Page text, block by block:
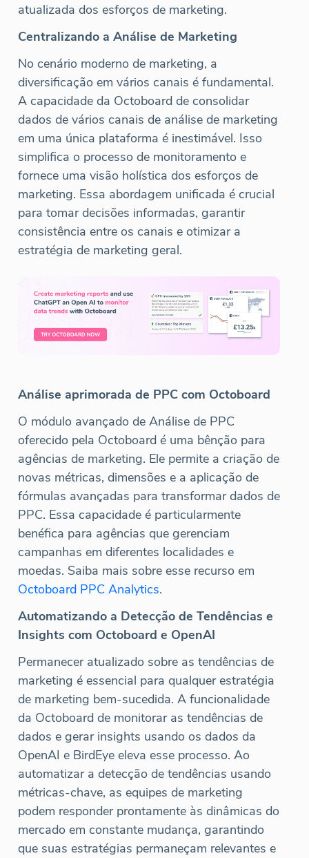
atualizada dos esforços de marketing.
Centralizando a Análise de Marketing
No cenário moderno de marketing, a
diversificação em vários canais é fundamental.
A capacidade da Octoboard de consolidar
dados de vários canais de análise de marketing
em uma única plataforma é inestimável. Isso
simplifica o processo de monitoramento e
fornece uma visão holística dos esforços de
marketing. Essa abordagem unificada é crucial
para tomar decisões informadas, garantir
consistência entre os canais e otimizar a
estratégia de marketing geral.
Análise aprimorada de PPC com Octoboard
O módulo avançado de Análise de PPC
oferecido pela Octoboard é uma bênção para
agências de marketing. Ele permite a criação de
novas métricas, dimensões e a aplicação de
fórmulas avançadas para transformar dados de
PPC. Essa capacidade é particularmente
benéfica para agências que gerenciam
campanhas em diferentes localidades e
moedas. Saiba mais sobre esse recurso em
Octoboard PPC Analytics.
Automatizando a Detecção de Tendências e
Insights com Octoboard e OpenAI
Permanecer atualizado sobre as tendências de
marketing é essencial para qualquer estratégia
de marketing bem-sucedida. A funcionalidade
da Octoboard de monitorar as tendências de
dados e gerar insights usando os dados da
OpenAI e BirdEye eleva esse processo. Ao
automatizar a detecção de tendências usando
métricas-chave, as equipes de marketing
podem responder prontamente às dinâmicas do
mercado em constante mudança, garantindo
que suas estratégias permaneçam relevantes e